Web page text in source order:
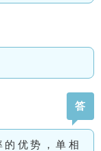
答
优势，单相